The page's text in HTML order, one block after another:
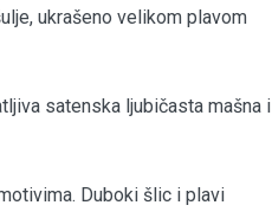
ukrašeno velikom plavom
satenska ljubičasta mašna i
Duboki šlic i plavi